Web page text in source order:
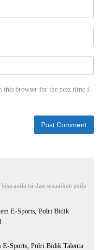
this browser for the next time I
anda isi dan sesuaikan pada
E-Sports, Polri Bidik Talenta